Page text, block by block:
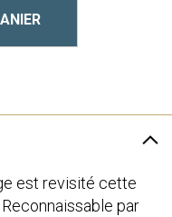
est revisité cette
par